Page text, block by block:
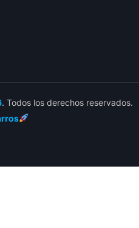
. Todos los derechos reservados.